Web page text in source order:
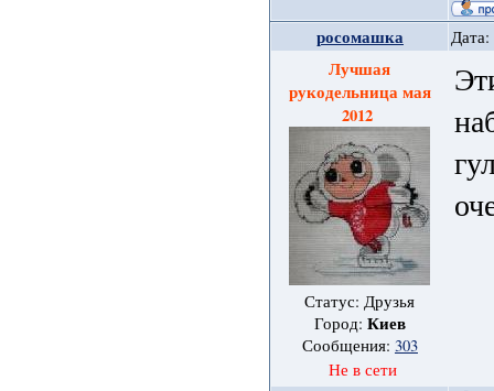
росомашка Дата:
Лучшая
рукодельница мая
2012
Статус: Друзья
Город: Киев
Сообщения: 303
Не в сети